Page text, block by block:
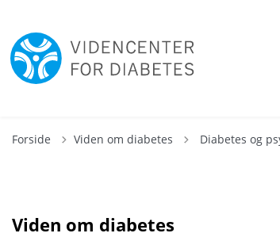
Forside Viden om diabetes Tilbage til
Diabetes og
Viden om diabetes